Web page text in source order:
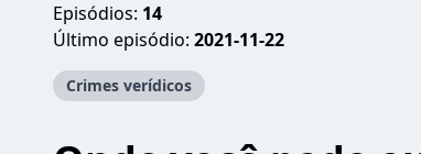
Episódios: 14
Último episódio: 2021-11-22
Crimes verídicos